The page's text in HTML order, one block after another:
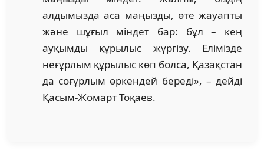
алдымызда аса маңызды, өте жауапты
және шұғыл міндет бар: бұл – кең
ауқымды құрылыс жүргізу. Елімізде
неғұрлым құрылыс көп болса, Қазақстан
да соғұрлым өркендей береді», – дейді
Қасым-Жомарт Тоқаев.